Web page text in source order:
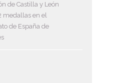
de Castilla y León
medallas en el
de España de